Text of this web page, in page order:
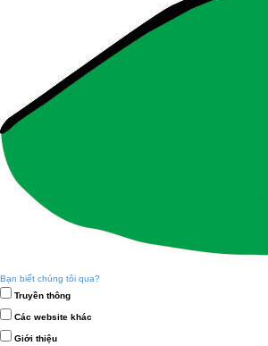
Bạn biết chúng tôi qua?
Truyền thông
Các website khác
Giới thiệu